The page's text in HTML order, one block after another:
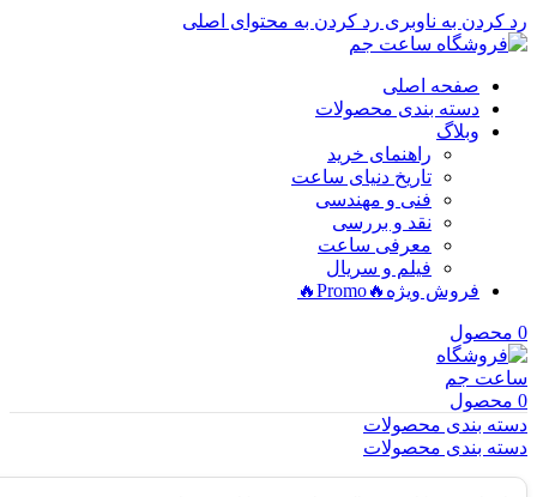
رد کردن به ناوبری رد کردن به محتوای اصلی
صفحه اصلی
دسته بندی محصولات
وبلاگ
راهنمای خرید
تاریخ دنیای ساعت
فنی و مهندسی
نقد و بررسی
معرفی ساعت
فیلم و سریال
فروش ویژه 🔥Promo🔥
0 محصول
0 محصول
دسته بندی محصولات
دسته بندی محصولات